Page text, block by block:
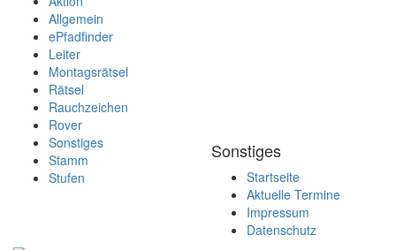
Allgemein
ePfadfinder
Leiter
Montagsrätsel
Rätsel
Rauchzeichen
Rover
Sonstiges
Stamm
Stufen
Sonstiges
Startseite
Aktuelle Termine
Impressum
Datenschutz